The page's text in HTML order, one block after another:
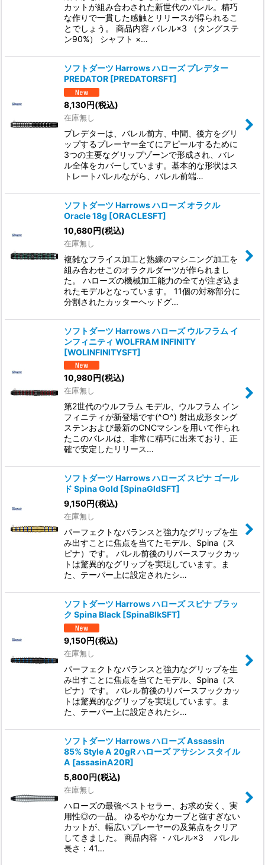
カットが組み合わされた新世代のバレル。精巧
な作りで一貫した感触とリリースが得られるこ
とでしょう。 商品内容 バレル×3 （タングステ
ン90%） シャフト ×…
ソフトダーツ Harrows ハローズ プレデター
PREDATOR [PREDATORSFT]
8,130円(税込)
在庫無し
プレデターは、バレル前方、中間、後方をグリ
ップするプレーヤー全てにアピールするために
3つの主要なグリップゾーンで形成され、バレ
ル全体をカバーしています。基本的な形状はス
トレートバレルながら、バレル前端…
ソフトダーツ Harrows ハローズ オラクル
Oracle 18g [ORACLESFT]
10,680円(税込)
在庫無し
複雑なフライス加工と熟練のマシニング加工を
組み合わせこのオラクルダーツが作られまし
た。 ハローズの機械加工能力の全てが注ぎ込ま
れたモデルとなっています。 11個の対称部分に
分割されたカッターヘッドグ…
ソフトダーツ Harrows ハローズ ウルフラム イ
ンフィニティ WOLFRAM INFINITY
[WOLINFINITYSFT]
10,980 円(税込)
在庫無し
第2世代のウルフラム モデル、ウルフラム イン
フィニティが新登場です(^○^) 射出成形タング
ステンおよび最新のCNCマシンを用いて作られ
たこのバレルは、非常に精巧に出来ており、正
確で安定したリリース…
ソフトダーツ Harrows ハローズ スピナ ゴール
ド Spina Gold [SpinaGldSFT]
9,150 円(税込)
在庫無し
パーフェクトなバランスと強力なグリップを生
み出すことに焦点を当てたモデル、Spina（ス
ピナ）です。 バレル前後のリバースフックカッ
トは驚異的なグリップを実現しています。ま
た、テーパー上に設定されたシ…
ソフトダーツ Harrows ハローズ スピナ ブラッ
ク Spina Black [SpinaBlkSFT]
9,150円(税込)
在庫無し
パーフェクトなバランスと強力なグリップを生
み出すことに焦点を当てたモデル、Spina（ス
ピナ）です。 バレル前後のリバースフックカッ
トは驚異的なグリップを実現しています。ま
た、テーパー上に設定されたシ…
ソフトダーツ Harrows ハローズ Assassin
85% Style A 20gR ハローズ アサシン スタイル
A [assasinA20R]
5,800円(税込)
在庫無し
ハローズの最強ベストセラー、お求め安く、実
用性◎の一品。 ゆるやかなカーブと強すぎない
カットが、幅広いプレーヤーの及第点をクリア
してきました。 商品内容 ・バレル×3 バレル
長さ：41…